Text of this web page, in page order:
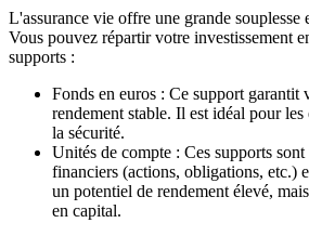
L'assurance vie offre une grande souplesse
Vous pouvez répartir votre investissement
supports :
Fonds en euros : Ce support garantit
rendement stable. Il est idéal pour les
la sécurité.
Unités de compte : Ces supports
financiers (actions, obligations, etc.)
un potentiel de rendement élevé,
en capital.